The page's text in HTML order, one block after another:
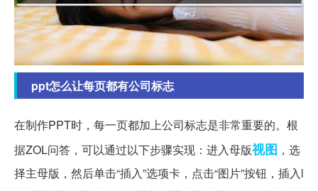
ppt怎么让每页都有公司标志
在制作PPT时，每一页都加上公司标志是非常重要的。根
据ZOL问答，可以通过以下步骤实现：进入母版视图 ，选
择主母版，然后单击“插入”选项卡，点击“图片”按钮，插入l